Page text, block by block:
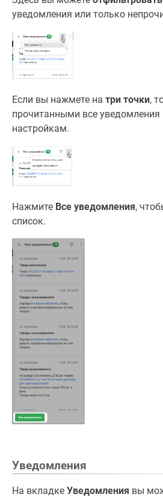
уведомления или только
Если вы нажмете на три точки,
прочитанными все уведомления
настройкам.
Нажмите Все уведомления,
список.
Уведомления
На вкладке Уведомления вы